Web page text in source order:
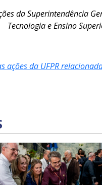
da Superintendência
Tecnologia e Ensino
ações da UFPR